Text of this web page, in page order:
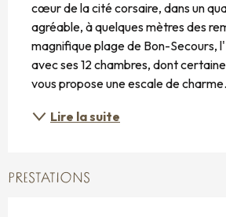
cœur de la cité corsaire, dans un
agréable, à quelques mètres des
magnifique plage de Bon-Secours,
avec ses 12 chambres, dont
vous propose une escale de
Lire la suite
PRESTATIONS